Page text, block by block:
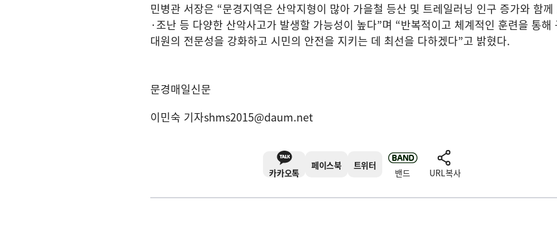
민병관 서장은 “문경지역은 산악지형이 많아 가을철 등산 및 트레일러닝 인구 증가와 함께
·조난 등 다양한 산악사고가 발생할 가능성이 높다”며 “반복적이고 체계적인 훈련을 통해
대원의 전문성을 강화하고 시민의 안전을 지키는 데 최선을 다하겠다”고 밝혔다.
문경매일신문
이민숙 기자shms2015@daum.net
카카오톡
페이스북 트위터
밴드 URL복사